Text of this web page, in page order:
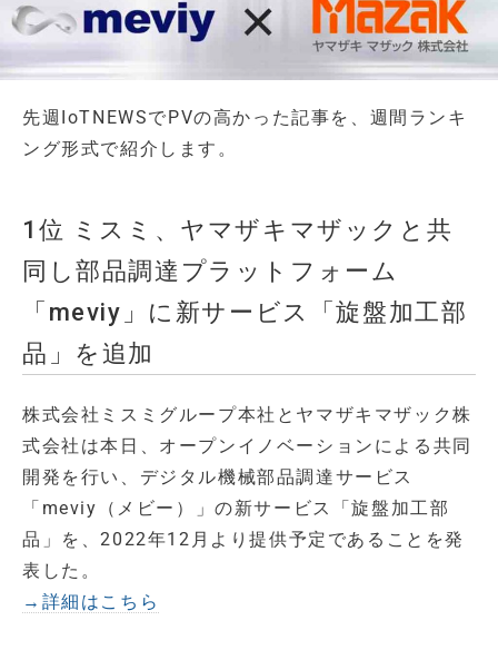
先週IoTNEWSでPVの高かった記事を、週間ランキ
ング形式で紹介します。
1位 ミスミ、ヤマザキマザックと共
同し部品調達プラットフォーム
「meviy」に新サービス「旋盤加工部
品」を追加
株式会社ミスミグループ本社とヤマザキマザック株
式会社は本日、オープンイノベーションによる共同
開発を行い、デジタル機械部品調達サービス
「meviy（メビー）」の新サービス「旋盤加工部
品」を、2022年12月より提供予定であることを発
表した。
→詳細はこちら